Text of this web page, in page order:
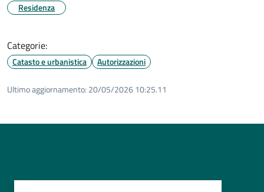
Residenza
Categorie:
Catasto e urbanistica Autorizzazioni
Ultimo aggiornamento: 20/05/2026 10:25.11